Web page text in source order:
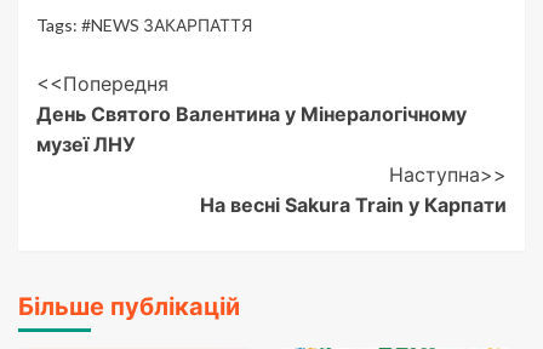
Tags: #NEWS ЗАКАРПАТТЯ
Post
Navigation
<<Попередня
День Святого Валентина у Мінералогічному
музеї ЛНУ
Наступна>>
На весні Sakura Train у Карпати
Більше публікацій